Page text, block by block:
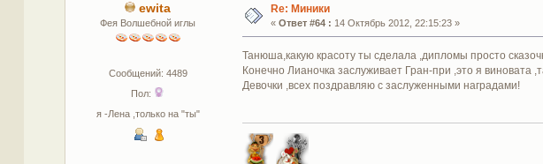
ewita
Фея Волшебной иглы
Сообщений: 4489
Пол:
я -Лена ,только на "ты"
Re: Миники
« Ответ #64 : 14 Октябрь 2012, 22:15:23 »
Танюша,какую красоту ты сделала ,дипломы просто
Конечно Лианочка заслуживает Гран-при ,это я виновата
Девочки ,всех поздравляю с заслуженными наградами!